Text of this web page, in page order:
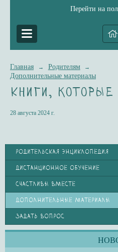
Перейти на
Главная → Родителям →
Дополнительные материалы
Книги, которые
28 августа 2024 г.
РОДИТЕЛЬСКАЯ ЭНЦИКЛОПЕДИЯ
ДИСТАНЦИОННОЕ ОБУЧЕНИЕ
СЧАСТЛИВЫ ВМЕСТЕ
ДОПОЛНИТЕЛЬНЫЕ МАТЕРИАЛЫ
ЗАДАТЬ ВОПРОС